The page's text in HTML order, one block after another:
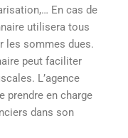
En cas de
utilisera tous
les sommes dues.
peut faciliter
L’agence
prendre en charge
dans son